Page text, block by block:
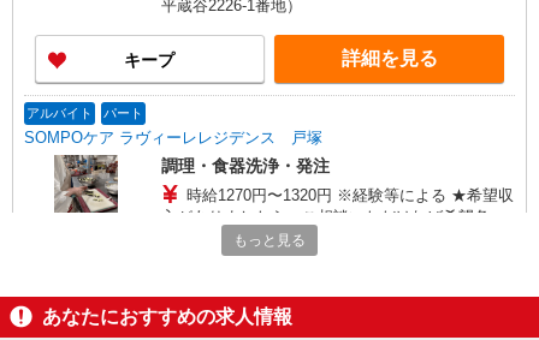
平蔵谷2226-1番地）
キープ 詳細を見る
アルバイト パート
SOMPOケア ラヴィーレレジデンス 戸塚
調理・食器洗浄・発注
時給1270円〜1320円 ※経験等による ★希望収
入がありましたら、ご相談いただければ希望条件
に合うかの確認もいたします。 ★時間外手当別途
支給 ★上記金額は働きがい向上手当を含みます。
なる） 社会保険加入者は更に＋50円
神奈川県横浜市戸塚区戸塚町361-4
キープ 詳細を見る
もっと見る
あなたにおすすめの求人情報